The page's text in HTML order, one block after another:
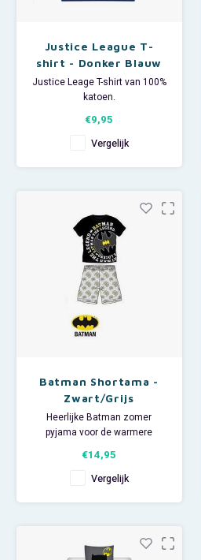
Justice League T-
shirt - Donker Blauw
Justice Leage T-shirt van 100%
katoen.
superhelden Superman,
Batman, The Flash en Green
Wasadvies: was kleding met
print altijd binnenste buiten.
€9,95
Vergelijk
Batman Shortama -
Zwart/Grijs
Heerlijke Batman zomer
pyjama voor de warmere
Deze leuke DC
Comics jongens shortama heeft
€14,95
Vergelijk